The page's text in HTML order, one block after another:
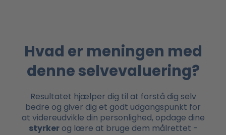
Hvad er meningen med
denne selvevaluering?
Resultatet hjælper dig til at forstå dig selv
bedre og giver dig et godt udgangspunkt for
at videreudvikle din personlighed, opdage dine
styrkerog lære at bruge dem målrettet -